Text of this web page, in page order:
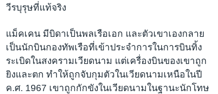
วีรบุรุษที่แท้จริง
แม็คเคน มีบิดาเป็นพลเรือเอก และตัวเขาเองกลาย
เป็นนักบินกองทัพเรือที่เข้าประจำการในการบินทิ้ง
ระเบิดในสงครามเวียดนาม แต่เครื่องบินของเขาถูก
ยิงและตก ทำให้ถูกจับกุมตัวในเวียดนามเหนือในปี
ค.ศ. 1967 เขาถูกกักขังในเวียดนามในฐานะนักโทษ